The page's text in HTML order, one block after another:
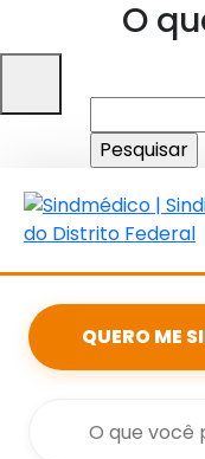
O
por:
QUERO ME